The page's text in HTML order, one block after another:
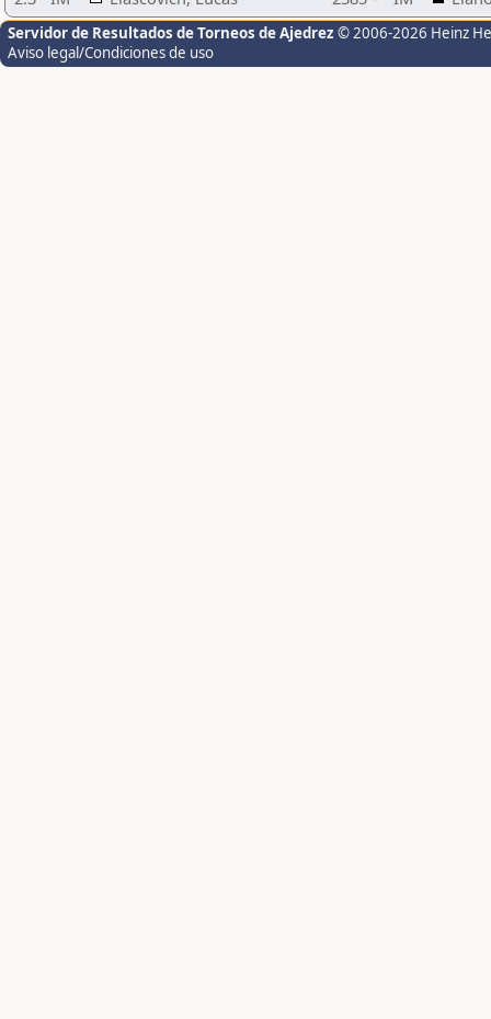
Servidor de Resultados de Torneos de Ajedrez © 2006-2026 Heinz
Aviso legal/Condiciones de uso